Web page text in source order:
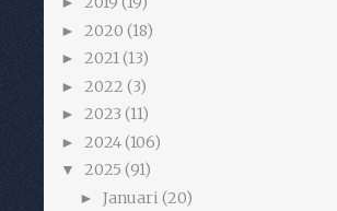
► 2020 (18)
► 2021(13)
► 2022 (3)
► 2023 (11)
► 2024(106)
▼ 2025 (91)
► Januari (20)